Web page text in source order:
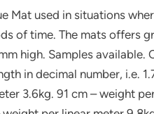
Mat used in situations
of time. The mats offers
high. Samples
in decimal number, i.e.
3.6kg. 91 cm – weight